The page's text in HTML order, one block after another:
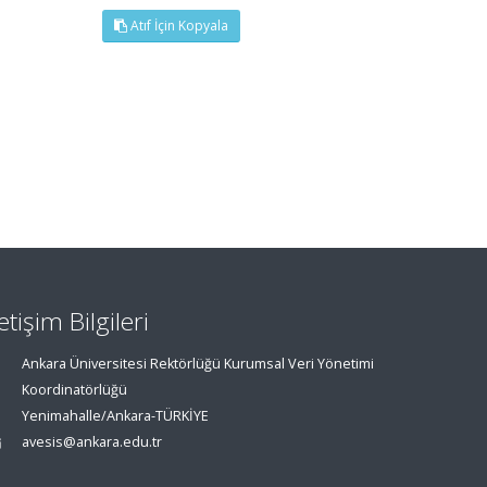
Atıf İçin Kopyala
Bilgileri
Ankara Üniversitesi Rektörlüğü Kurumsal Veri Yönetimi
Koordinatörlüğü
Yenimahalle/Ankara-TÜRKİYE
avesis@ankara.edu.tr